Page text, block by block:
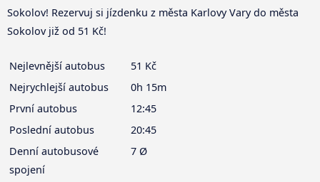
Sokolov! Rezervuj si jízdenku z města Karlovy Vary do města
Sokolov již od 51 Kč!
Nejlevnější autobus
51 Kč
Nejrychlejší autobus
0h 15m
První autobus
12:45
Poslední autobus
20:45
Denní autobusové
spojení
7 Ø